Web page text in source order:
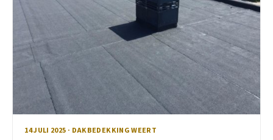
14 JULI 2025 · DAKBEDEKKING WEERT